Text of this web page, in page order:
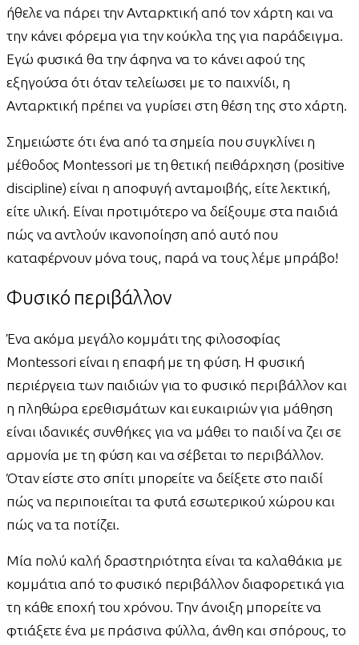
ήθελε να πάρει την Ανταρκτική από τον χάρτη και να
την κάνει φόρεμα για την κούκλα της για παράδειγμα.
Εγώ φυσικά θα την άφηνα να το κάνει αφού της
εξηγούσα ότι όταν τελείωσει με το παιχνίδι, η
Ανταρκτική πρέπει να γυρίσει στη θέση της στο χάρτη.
Σημειώστε ότι ένα από τα σημεία που συγκλίνει η
μέθοδος Montessori με τη θετική πειθάρχηση (positive
discipline) είναι η αποφυγή ανταμοιβής, είτε λεκτική,
είτε υλική. Είναι προτιμότερο να δείξουμε στα παιδιά
πώς να αντλούν ικανοποίηση από αυτό που
καταφέρνουν μόνα τους, παρά να τους λέμε μπράβο!
Φυσικό περιβάλλον
Ένα ακόμα μεγάλο κομμάτι της φιλοσοφίας
Montessori είναι η επαφή με τη φύση. Η φυσική
περιέργεια των παιδιών για το φυσικό περιβάλλον και
η πληθώρα ερεθισμάτων και ευκαιριών για μάθηση
είναι ιδανικές συνθήκες για να μάθει το παιδί να ζει σε
αρμονία με τη φύση και να σέβεται το περιβάλλον.
Όταν είστε στο σπίτι μπορείτε να δείξετε στο παιδί
πώς να περιποιείται τα φυτά εσωτερικού χώρου και
πώς να τα ποτίζει.
Μία πολύ καλή δραστηριότητα είναι τα καλαθάκια με
κομμάτια από το φυσικό περιβάλλον διαφορετικά για
τη κάθε εποχή του χρόνου. Την άνοιξη μπορείτε να
φτιάξετε ένα με πράσινα φύλλα, άνθη και σπόρους, το